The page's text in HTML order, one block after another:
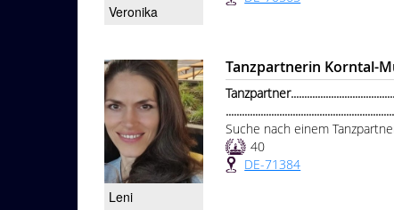
Veronika
Leni
Tanzpartnerin Korntal-
Suche nach einem
40
DE-71384